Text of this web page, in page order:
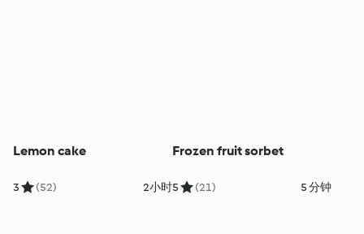
Lemon cake
3 (52) 2小时
Frozen fruit sorbet
5 (21) 5 分钟